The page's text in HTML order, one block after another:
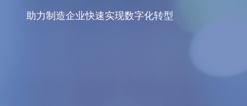
助力制造企业快速实现数字化转型